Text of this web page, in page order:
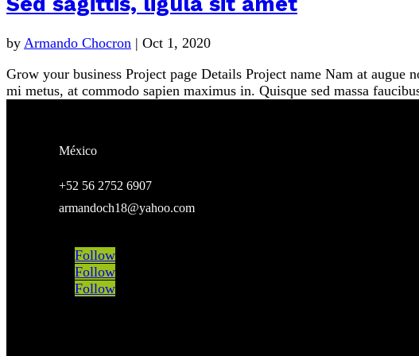
by Armando Chocron | Oct 1, 2020
Grow your business Project page Details Project name Nam at augue
mi metus, at commodo sapien maximus in. Quisque sed massa
México
+52 56 2752 6907
armandoch18@yahoo.com
Follow
Follow
Follow